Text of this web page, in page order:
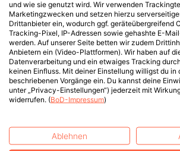
und wie sie genutzt wird. Wir verwenden
Marketingzwecken und setzen hierzu
Drittanbieter ein, wodurch ggf. geräteübergreifend
Tracking-Pixel, IP-Adressen sowie gehashte E-
werden. Auf unserer Seite betten wir zudem
Anbietern ein (Video-Plattformen). Wir haben auf
Datenverarbeitung und ein etwaiges Tracking
keinen Einfluss. Mit deiner Einstellung willigst du in
beschriebenen Vorgänge ein. Du kannst deine
unter „Privacy-Einstellungen“) jederzeit mit
widerrufen. (BoD-Impressum)
Ablehnen